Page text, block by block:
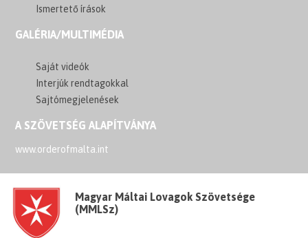
Ismertető írások
GALÉRIA/MULTIMÉDIA
Saját videók
Interjúk rendtagokkal
Sajtómegjelenések
A SZÖVETSÉG ALAPÍTVÁNYA
www.orderofmalta.int
Magyar Máltai Lovagok Szövetsége
(MMLSz)